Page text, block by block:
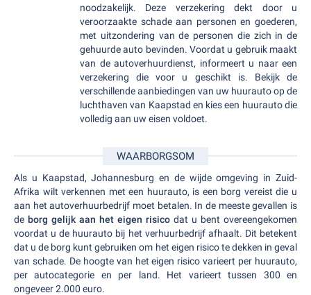
noodzakelijk. Deze verzekering dekt door u
veroorzaakte schade aan personen en goederen,
met uitzondering van de personen die zich in de
gehuurde auto bevinden. Voordat u gebruik maakt
van de autoverhuurdienst, informeert u naar een
verzekering die voor u geschikt is. Bekijk de
verschillende aanbiedingen van uw huurauto op de
luchthaven van Kaapstad en kies een huurauto die
volledig aan uw eisen voldoet.
WAARBORGSOM
Als u Kaapstad, Johannesburg en de wijde omgeving in Zuid-
Afrika wilt verkennen met een huurauto, is een borg vereist die u
aan het autoverhuurbedrijf moet betalen. In de meeste gevallen is
de borg gelijk aan het eigen risico dat u bent overeengekomen
voordat u de huurauto bij het verhuurbedrijf afhaalt. Dit betekent
dat u de borg kunt gebruiken om het eigen risico te dekken in geval
van schade. De hoogte van het eigen risico varieert per huurauto,
per autocategorie en per land. Het varieert tussen 300 en
ongeveer 2.000 euro.